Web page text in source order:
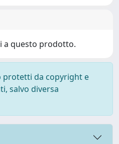
a questo prodotto.
protetti da copyright e
salvo diversa